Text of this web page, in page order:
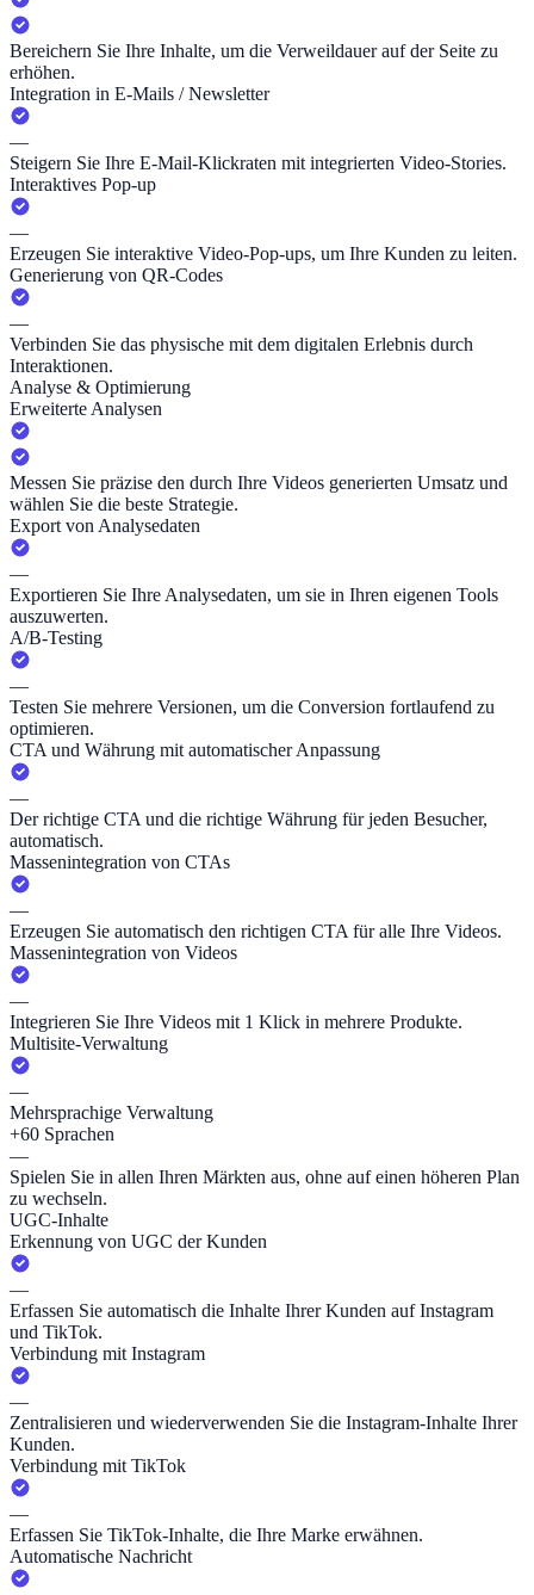
Bereichern Sie Ihre Inhalte, um die Verweildauer auf der Seite zu
erhöhen.
Integration in E-Mails / Newsletter
—
Steigern Sie Ihre E-Mail-Klickraten mit integrierten Video-Stories.
Interaktives Pop-up
—
Erzeugen Sie interaktive Video-Pop-ups, um Ihre Kunden zu leiten.
Generierung von QR-Codes
—
Verbinden Sie das physische mit dem digitalen Erlebnis durch
Interaktionen.
Analyse & Optimierung
Erweiterte Analysen
Messen Sie präzise den durch Ihre Videos generierten Umsatz und
wählen Sie die beste Strategie.
Export von Analysedaten
—
Exportieren Sie Ihre Analysedaten, um sie in Ihren eigenen Tools
auszuwerten.
A/B-Testing
—
Testen Sie mehrere Versionen, um die Conversion fortlaufend zu
optimieren.
CTA und Währung mit automatischer Anpassung
—
Der richtige CTA und die richtige Währung für jeden Besucher,
automatisch.
Massenintegration von CTAs
—
Erzeugen Sie automatisch den richtigen CTA für alle Ihre Videos.
Massenintegration von Videos
—
Integrieren Sie Ihre Videos mit 1 Klick in mehrere Produkte.
Multisite-Verwaltung
—
Mehrsprachige Verwaltung
+60 Sprachen
—
Spielen Sie in allen Ihren Märkten aus, ohne auf einen höheren Plan
zu wechseln.
UGC-Inhalte
Erkennung von UGC der Kunden
—
Erfassen Sie automatisch die Inhalte Ihrer Kunden auf Instagram
und TikTok.
Verbindung mit Instagram
—
Zentralisieren und wiederverwenden Sie die Instagram-Inhalte Ihrer
Kunden.
Verbindung mit TikTok
—
Erfassen Sie TikTok-Inhalte, die Ihre Marke erwähnen.
Automatische Nachricht